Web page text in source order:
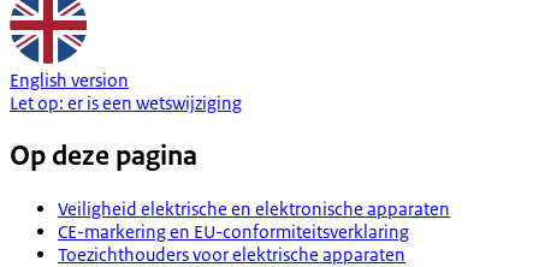
English version
Let op: er is een wetswijziging
Op deze pagina
Veiligheid elektrische en elektronische apparaten
CE-markering en EU-conformiteitsverklaring
Toezichthouders voor elektrische apparaten